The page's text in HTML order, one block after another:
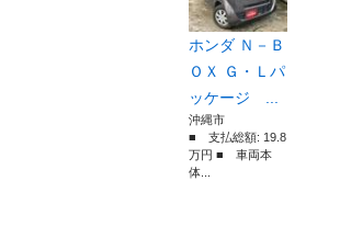
ホンダ Ｎ－Ｂ
ＯＸ Ｇ・Ｌパ
ッケージ ...
沖縄市
■ 支払総額: 19.8
万円 ■ 車両本
体...